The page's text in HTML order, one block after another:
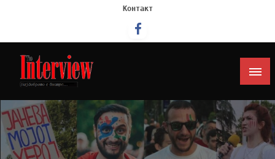
Контакт
Интервју